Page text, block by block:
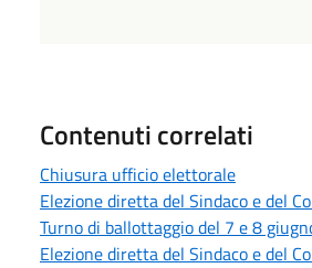
Contenuti correlati
Chiusura ufficio elettorale
Elezione diretta del Sindaco e del
Turno di ballottaggio del 7 e 8
Elezione diretta del Sindaco e del